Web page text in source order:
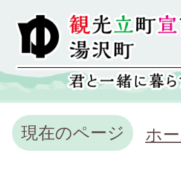
現在のページ ホ